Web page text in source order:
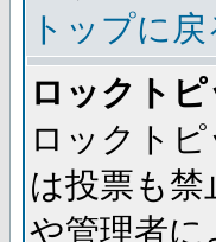
トップに戻
ロックト
ロックト
は投票も
や管理者